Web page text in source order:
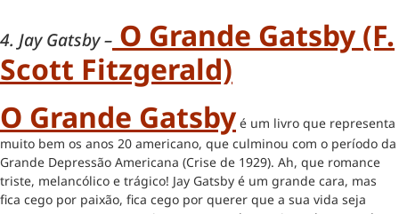
4. Jay Gatsby – O Grande Gatsby (F.
Scott Fitzgerald)
O Grande Gatsby é um livro que representa
muito bem os anos 20 americano, que culminou com o período da
Grande Depressão Americana (Crise de 1929). Ah, que romance
triste, melancólico e trágico! Jay Gatsby é um grande cara, mas
fica cego por paixão, fica cego por querer que a sua vida seja